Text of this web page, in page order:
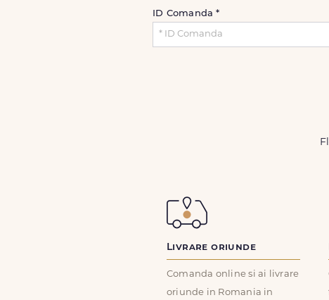
ID Comanda*
Livrare oriunde
Comanda online si ai livrare
oriunde in Romania in